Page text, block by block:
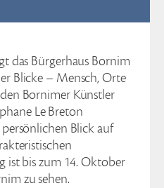
das Bürgerhaus Bornim
Blicke – Mensch, Orte
Bornimer Künstler
Le Breton
Blick auf
ist bis zum 14. Oktober
zu sehen.